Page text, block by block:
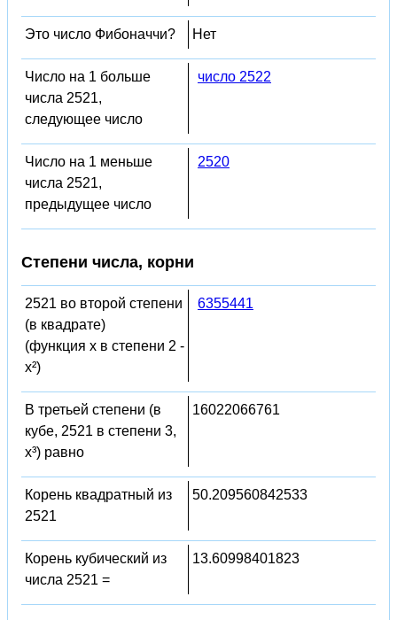
Это число Фибоначчи? Нет
Число на 1 больше
числа 2521,
следующее число
число 2522
Число на 1 меньше
числа 2521,
предыдущее число
2520
Степени числа, корни
2521 во второй степени
(в квадрате)
(функция x в степени 2 -
x²)
6355441
В третьей степени (в
кубе, 2521 в степени 3,
x³) равно
16022066761
Корень квадратный из
2521
50.209560842533
Корень кубический из
числа 2521 =
13.60998401823